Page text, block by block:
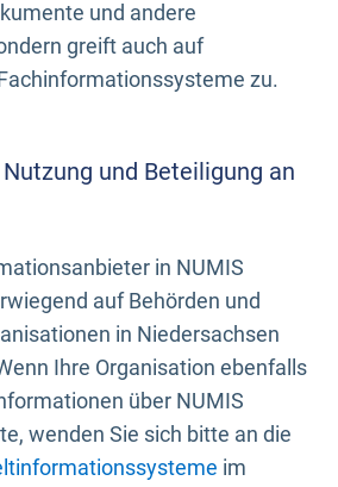
und andere
greift auch auf
zu.
und Beteiligung an
in NUMIS
auf Behörden und
in Niedersachsen
Ihre Organisation ebenfalls
über NUMIS
wenden Sie sich bitte an die
im